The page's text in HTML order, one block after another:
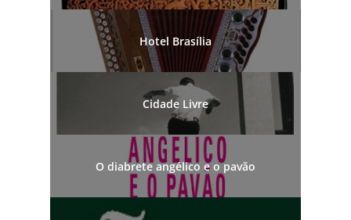
Hotel Brasília
Cidade Livre
O diabrete angélico e o pavão